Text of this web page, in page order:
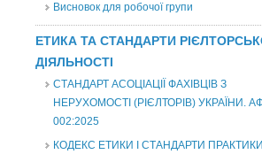
Висновок для робочої групи
ЕТИКА ТА СТАНДАРТИ
ДІЯЛЬНОСТІ
СТАНДАРТ АСОЦІАЦІЇ ФАХІВЦІВ З
НЕРУХОМОСТІ (РІЄЛТОРІВ) УКРАЇНИ.
002:2025
КОДЕКС ЕТИКИ І СТАНДАРТИ